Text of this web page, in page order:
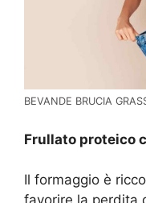
BEVANDE BRUCIA
Frullato proteico
Il formaggio è